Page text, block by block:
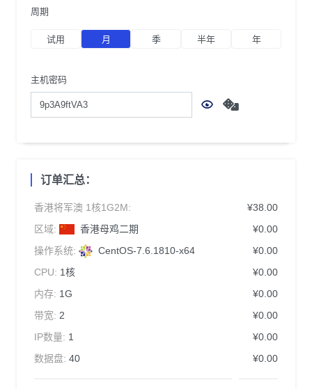
周期
试用 月 季 半年 年
主机密码
订单汇总：
香港将军澳 1核1G2M:
¥38.00
区域:
香港母鸡二期
¥0.00
操作系统:
CentOS-7.6.1810-x64
¥0.00
CPU: 1核
¥0.00
内存: 1G
¥0.00
带宽: 2
¥0.00
IP数量: 1
¥0.00
数据盘: 40 ¥0.00